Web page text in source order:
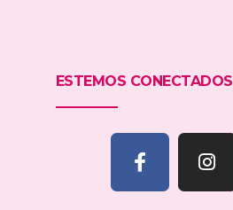
ESTEMOS CONECTADOS